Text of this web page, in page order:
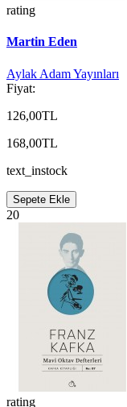
rating
Martin Eden
Aylak Adam Yayınları
Fiyat:
126,00TL
168,00TL
text_instock
Sepete Ekle
20
rating